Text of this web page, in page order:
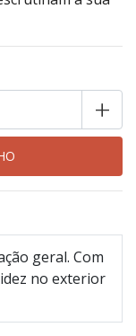
+
geral. Com
no exterior